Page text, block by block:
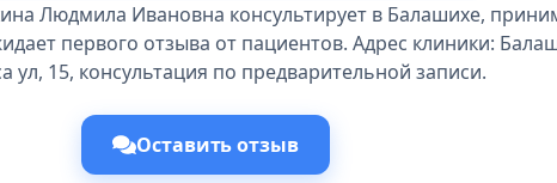
Людмила Ивановна консультирует в Балашихе,
первого отзыва от пациентов. Адрес клиники:
ул, 15, консультация по предварительной записи.
Оставить отзыв